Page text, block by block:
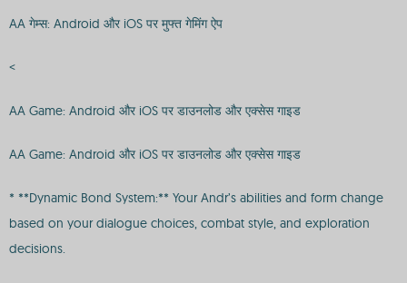
AA गेम्स: Android और iOS पर मुफ्त गेमिंग ऐप
<
AA Game: Android और iOS पर डाउनलोड और एक्सेस गाइड
AA Game: Android और iOS पर डाउनलोड और एक्सेस गाइड
* **Dynamic Bond System:** Your Andr’s abilities and form change
based on your dialogue choices, combat style, and exploration
decisions.